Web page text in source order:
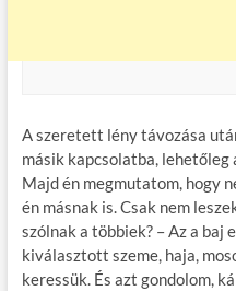
A szeretett lény távozása
másik kapcsolatba, lehetőleg
Majd én megmutatom, hogy
én másnak is. Csak nem
szólnak a többiek? – Az a baj
kiválasztott szeme, haja,
keressük. És azt gondolom,